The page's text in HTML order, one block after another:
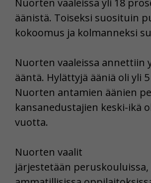
Nuorten vaaleissa yli 18
äänistä. Toiseksi suosituin
kokoomus ja kolmanneksi
Nuorten vaaleissa annettiin
ääntä. Hylättyjä ääniä oli yli 5
Nuorten antamien äänien
kansanedustajien keski-ikä
vuotta.
Nuorten vaalit
järjestetään peruskouluissa,